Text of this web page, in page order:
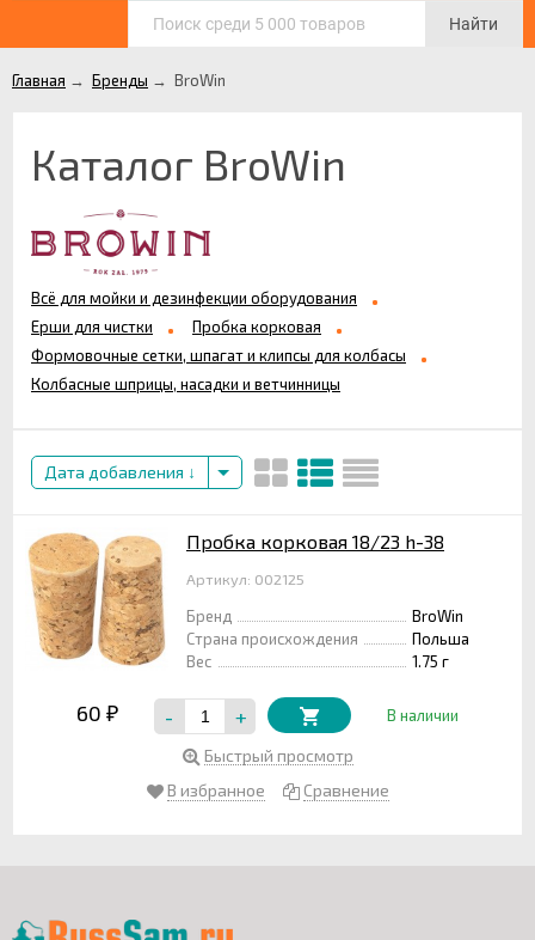
Найти
Главная → Бренды → BroWin
Каталог BroWin
Всё для мойки и дезинфекции оборудования
Ерши для чистки
Пробка корковая
Формовочные сетки, шпагат и клипсы для колбасы
Колбасные шприцы, насадки и ветчинницы
Дата добавления
Пробка корковая 18/23 h-38
Артикул: 002125
Бренд
BroWin
Страна происхождения
Польша
Вес
1.75 г
60 ₽ - + В наличии
Быстрый просмотр
В избранное
Сравнение